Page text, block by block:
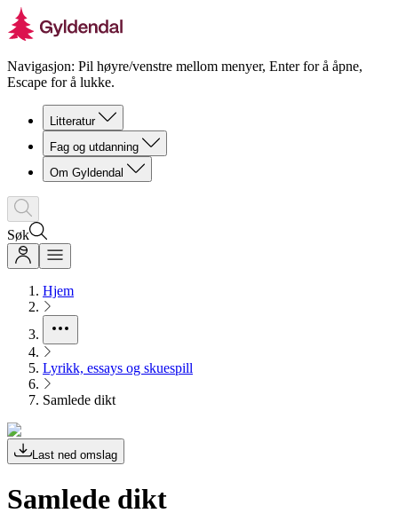
Navigasjon: Pil høyre/venstre mellom menyer, Enter for å åpne,
Escape for å lukke.
Litteratur
Fag og utdanning
Om Gyldendal
Søk
Hjem
Lyrikk, essays og skuespill
Samlede dikt
Last ned omslag
Samlede dikt